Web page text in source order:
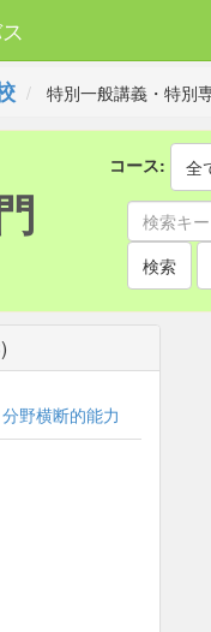
特別一般講義・特別
コース: 全
検索
分野横断的能力